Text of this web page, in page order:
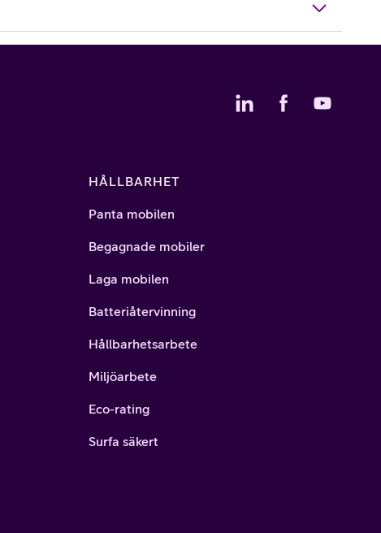
HÅLLBARHET
Panta mobilen
Begagnade mobiler
Laga mobilen
Batteriåtervinning
Hållbarhetsarbete
Miljöarbete
Eco-rating
Surfa säkert